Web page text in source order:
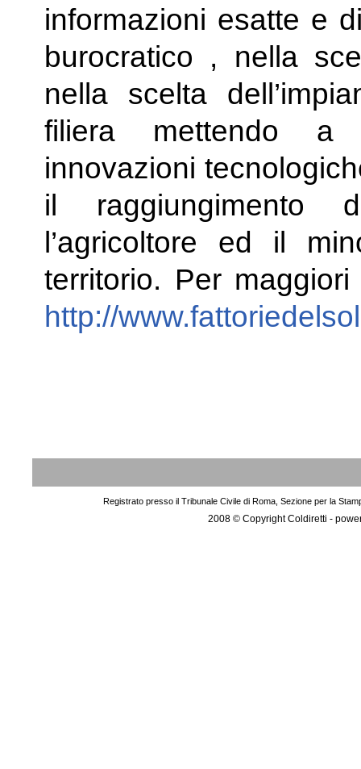
informazioni esatte e
burocratico , nella
nella scelta
filiera mettendo a
innovazioni
il raggiungimento
l’agricoltore ed il
territorio. Per
http://
Registrato presso il Tribunale Civile di Roma, Sezione per la
2008 © Copyright Coldiretti -